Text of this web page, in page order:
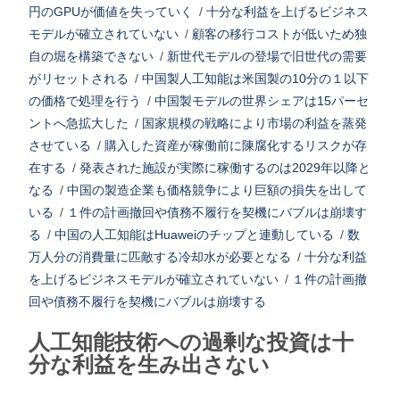
円のGPUが価値を失っていく
/ 十分な利益を上げるビジネス
モデルが確立されていない / 顧客の移行コストが低いため独
自の堀を構築できない / 新世代モデルの登場で旧世代の需要
がリセットされる / 中国製人工知能は米国製の10分の１以下
の価格で処理を行う
/ 中国製モデルの世界シェアは15パーセ
ントへ急拡大した / 国家規模の戦略により市場の利益を蒸発
させている / 購入した資産が稼働前に陳腐化するリスクが存
在する / 発表された施設が実際に稼働するのは2029年以降と
なる / 中国の製造企業も価格競争により巨額の損失を出して
いる / １件の計画撤回や債務不履行を契機にバブルは崩壊す
る / 中国の人工知能はHuaweiのチップと連動している / 数
万人分の消費量に匹敵する冷却水が必要となる / 十分な利益
を上げるビジネスモデルが確立されていない / １件の計画撤
回や債務不履行を契機にバブルは崩壊する
人工知能技術への過剰な投資は十
分な利益を生み出さない